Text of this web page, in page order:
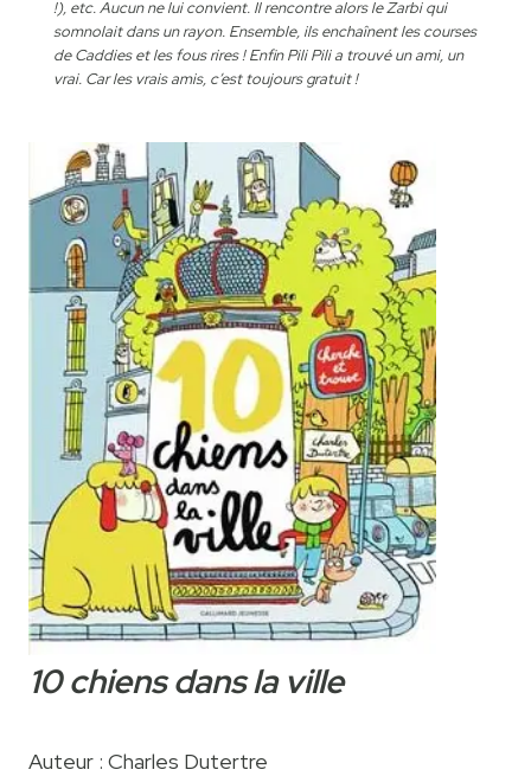
!), etc. Aucun ne lui convient. Il rencontre alors le Zarbi qui
somnolait dans un rayon. Ensemble, ils enchaînent les courses
de Caddies et les fous rires ! Enfin Pili Pili a trouvé un ami, un
vrai. Car les vrais amis, c’est toujours gratuit !
10 chiens dans la ville
Auteur : Charles Dutertre